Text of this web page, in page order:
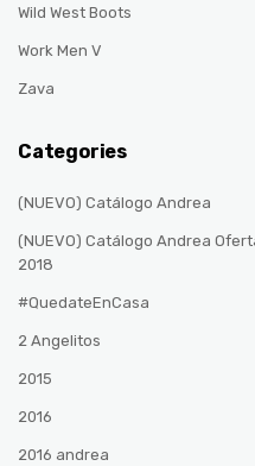
Wild West Boots
Work Men V
Zava
Categories
(NUEVO) Catálogo Andrea
(NUEVO) Catálogo Andrea
2018
#QuedateEnCasa
2 Angelitos
2015
2016
2016 andrea